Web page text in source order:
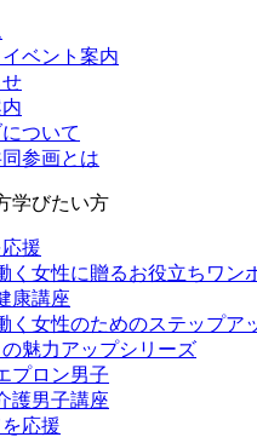
ベント案内
ついて
参画とは
学びたい方
援
く女性に贈るお役立ちワン
康講座
く女性のためのステップア
魅力アップシリーズ
プロン男子
護男子講座
応援